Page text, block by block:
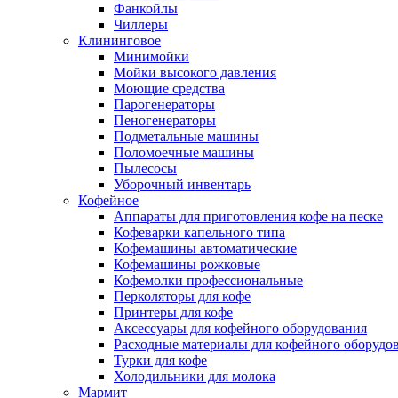
Фанкойлы
Чиллеры
Клининговое
Минимойки
Мойки высокого давления
Моющие средства
Парогенераторы
Пеногенераторы
Подметальные машины
Поломоечные машины
Пылесосы
Уборочный инвентарь
Кофейное
Аппараты для приготовления кофе на песке
Кофеварки капельного типа
Кофемашины автоматические
Кофемашины рожковые
Кофемолки профессиональные
Перколяторы для кофе
Принтеры для кофе
Аксессуары для кофейного оборудования
Расходные материалы для кофейного
Турки для кофе
Холодильники для молока
Мармит